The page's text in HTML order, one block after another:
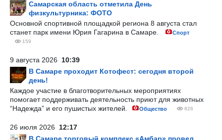
Самарская область отметила День
физкультурника: ФОТО
Основной спортивной площадкой региона 8 августа стал
станет парк имени Юрия Гагарина в Самаре.
Спорт
159
9 августа 2026 10:39
В Самаре проходит Котофест: сегодня второй
день!
Каждое участие в благотворительных мероприятиях
помогает поддерживать деятельность приют для животных
“Надежда” и его пушистых жителей.
Общество 826
26 июля 2026 12:17